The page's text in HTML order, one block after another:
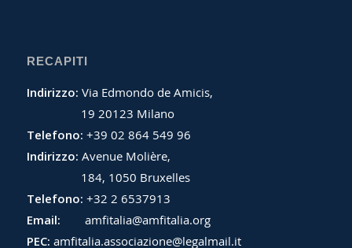
RECAPITI
Indirizzo: Via Edmondo de Amicis,
19 20123 Milano
Telefono: +39 02 864 549 96
Indirizzo: Avenue Molière,
184, 1050 Bruxelles
Telefono: +32 2 6537913
Email:
amfitalia@amfitalia.org
PEC: amfitalia.associazione@legalmail.it